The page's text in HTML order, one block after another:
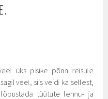
üks pisike põnn reisule
veel, siis veidi ka sellest,
tüütute lennu- ja